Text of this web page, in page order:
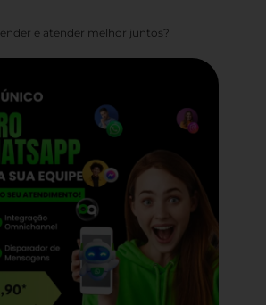
e atender melhor juntos?